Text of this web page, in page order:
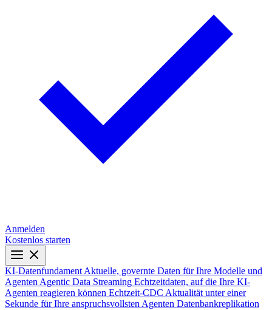
Anmelden
Kostenlos starten
KI-Datenfundament Aktuelle, governte Daten für Ihre Modelle und
Agenten Agentic Data Streaming Echtzeitdaten, auf die Ihre KI-
Agenten reagieren können Echtzeit-CDC Aktualität unter einer
Sekunde für Ihre anspruchsvollsten Agenten Datenbankreplikation